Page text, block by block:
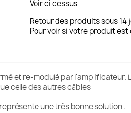
Voir ci dessus
Retour des produits sous 14
Pour voir si votre produit
et re-modulé par l'amplificateur.
celle des autres câbles
une très bonne solution .